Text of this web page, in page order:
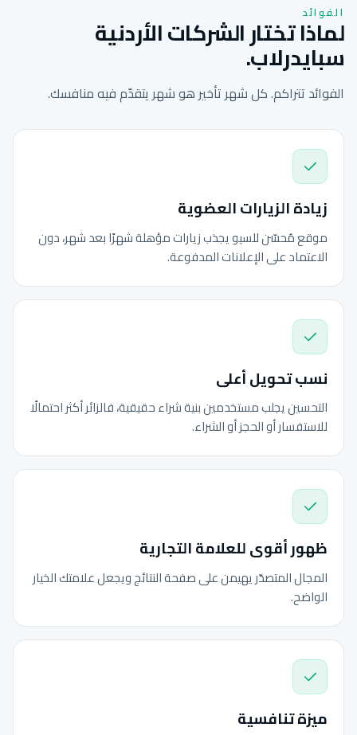
الفوائد
لماذا تختار الشركات الأردنية
سبايدرلاب.
الفوائد تتراكم. كل شهر تأخير هو شهر يتقدّم فيه منافسك.
زيادة الزيارات العضوية
موقع مُحسّن للسيو يجذب زيارات مؤهلة شهرًا بعد شهر، دون
الاعتماد على الإعلانات المدفوعة.
نسب تحويل أعلى
التحسين يجلب مستخدمين بنية شراء حقيقية، فالزائر أكثر احتمالًا
للاستفسار أو الحجز أو الشراء.
ظهور أقوى للعلامة التجارية
المجال المتصدّر يهيمن على صفحة النتائج ويجعل علامتك الخيار
الواضح.
ميزة تنافسية